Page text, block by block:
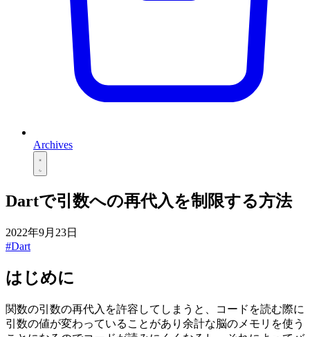
Archives
Dartで引数への再代入を制限する方法
2022年9月23日
#Dart
はじめに
関数の引数の再代入を許容してしまうと、コードを読む際に
引数の値が変わっていることがあり余計な脳のメモリを使う